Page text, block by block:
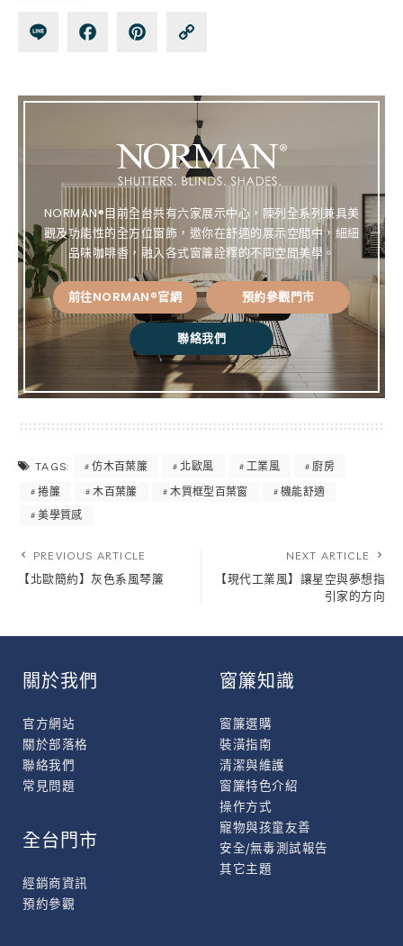
Lin Fa
ok
Pin
st k
NORMAN®目前全台共有六家展示中心，陳列全系列兼具美
觀及功能性的全方位窗飾，邀你在舒適的展示空間中，細細
品味咖啡香，融入各式窗簾詮釋的不同空間美學。
前往NORMAN®官網 預約參觀門市
聯絡我們
TAGS: 仿木百葉簾 北歐風 工業風
廚房
捲簾
木百葉簾 木質框型百葉窗
機能舒適
美學質感
PREVIOUS ARTICLE
【北歐簡約】灰色系風琴簾
NEXT ARTICLE
【現代工業風】讓星空與夢想指
引家的方向
關於我們
官方網站
關於部落格
聯絡我們
常見問題
窗簾知識
窗簾選購
裝潢指南
清潔與維護
窗簾特色介紹
操作方式
寵物與孩童友善
安全/無毒測試報告
其它主題
全台門市
經銷商資訊
預約參觀